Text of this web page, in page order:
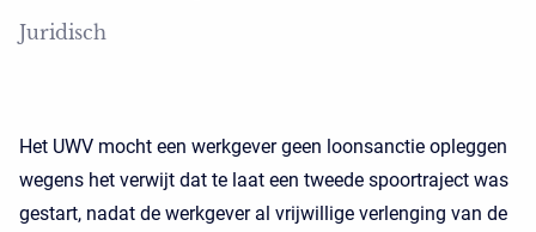
Juridisch
Het UWV mocht een werkgever geen loonsanctie opleggen
wegens het verwijt dat te laat een tweede spoortraject was
gestart, nadat de werkgever al vrijwillige verlenging van de